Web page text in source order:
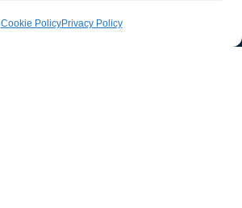
Cookie PolicyPrivacy Policy